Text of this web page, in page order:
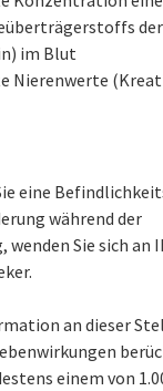
im Blut
Nierenwerte
eine
während der
wenden Sie sich an
an dieser
einem von